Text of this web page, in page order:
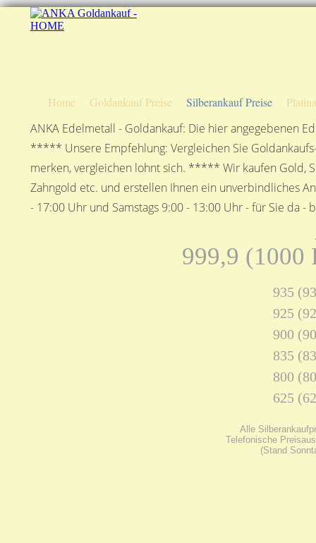
Home Goldankauf Preise Silberankauf Preise
ANKA Edelmetall - Goldankauf: Die hier angegebenen
***** Unsere Empfehlung: Vergleichen Sie
merken, vergleichen lohnt sich. ***** Wir kaufen Gold,
Zahngold etc. und erstellen Ihnen ein unverbindliches
- 17:00 Uhr und Samstags 9:00 - 13:00 Uhr - für Sie
999,9 (1000
935
925
900
835
800
625
Alle
Telefonische
(Stand